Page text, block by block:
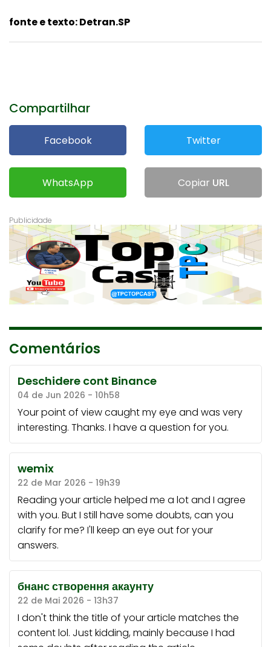
fonte e texto: Detran.SP
Compartilhar
Facebook Twitter
WhatsApp Copiar URL
Comentários
Deschidere cont Binance
04 de Jun 2026 - 10h58
Your point of view caught my eye and was very
interesting. Thanks. I have a question for you.
wemix
22 de Mar 2026 - 19h39
Reading your article helped me a lot and I agree
with you. But I still have some doubts, can you
clarify for me? I'll keep an eye out for your
answers.
бнанс створення акаунту
22 de Mai 2026 - 13h37
I don't think the title of your article matches the
content lol. Just kidding, mainly because I had